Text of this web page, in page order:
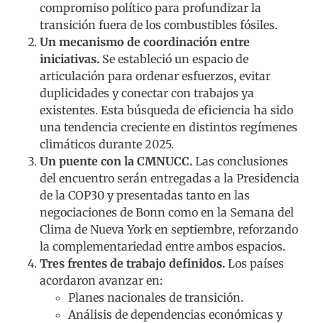
compromiso político para profundizar la
transición fuera de los combustibles fósiles.
Un mecanismo de coordinación entre
iniciativas. Se estableció un espacio de
articulación para ordenar esfuerzos, evitar
duplicidades y conectar con trabajos ya
existentes. Esta búsqueda de eficiencia ha sido
una tendencia creciente en distintos regímenes
climáticos durante 2025.
Un puente con la CMNUCC. Las conclusiones
del encuentro serán entregadas a la Presidencia
de la COP30 y presentadas tanto en las
negociaciones de Bonn como en la Semana del
Clima de Nueva York en septiembre, reforzando
la complementariedad entre ambos espacios.
Tres frentes de trabajo definidos. Los países
acordaron avanzar en:
Planes nacionales de transición.
Análisis de dependencias económicas y